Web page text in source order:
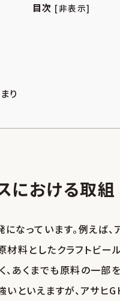
目次 [非表示]
り
における取組
なっています。例えば、
料としたクラフトビー
あくまでも原料の一部
といえますが、アサヒ